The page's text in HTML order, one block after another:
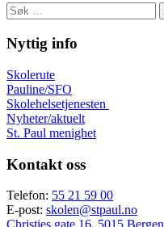
Søk
etter:
Nyttig info
Skolerute
Pauline/SFO
Skolehelsetjenesten
Nyheter/aktuelt
St. Paul menighet
Kontakt oss
Telefon: 55 21 59 00
E-post: skolen@stpaul.no